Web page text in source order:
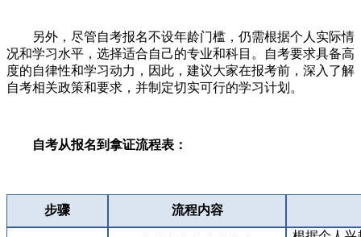
另外，尽管自考报名不设年龄门槛，仍需根据个人实际情
况和学习水平，选择适合自己的专业和科目。自考要求具备高
度的自律性和学习动力，因此，建议大家在报考前，深入了解
自考相关政策和要求，并制定切实可行的学习计划。
自考从报名到拿证流程表：
步骤 流程内容